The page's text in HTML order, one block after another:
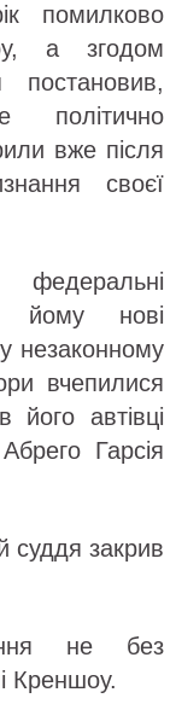
помилково
а згодом
вже після
своєї
федеральні
йому нові
незаконному
вчепилися
автівці
Гарсія
суддя закрив
не без
Креншоу.